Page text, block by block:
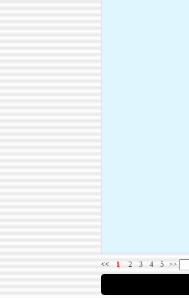
<< 1 2 3 4 5 >>